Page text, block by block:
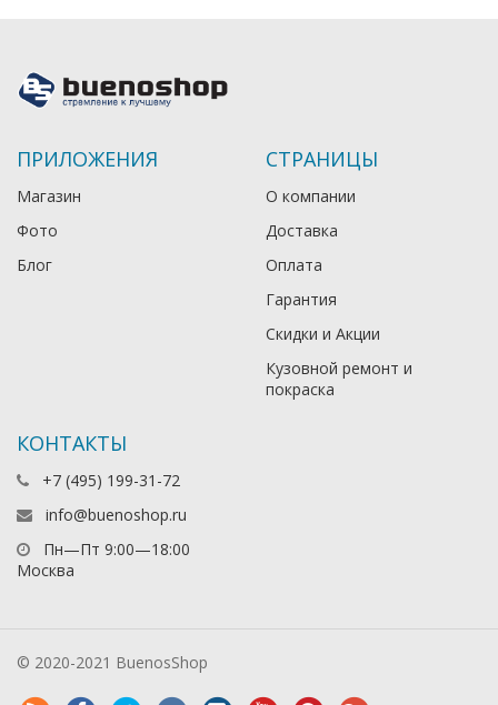
ПРИЛОЖЕНИЯ
Магазин
Фото
Блог
СТРАНИЦЫ
О компании
Доставка
Оплата
Гарантия
Скидки и Акции
Кузовной ремонт и
покраска
КОНТАКТЫ
+7 (495) 199-31-72
info@buenoshop.ru
Пн—Пт 9:00—18:00
Москва
© 2020-2021 BuenosShop